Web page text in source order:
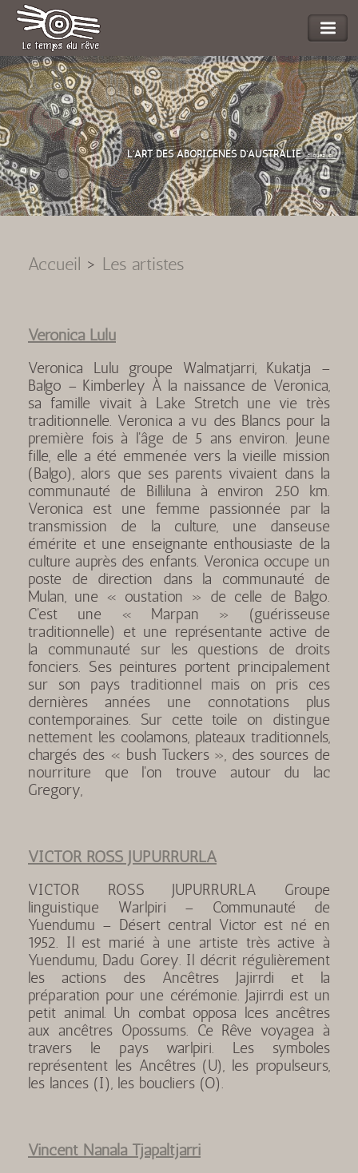
L'ART DES ABORIGENES D'AUSTRALIE
Accueil > Les artistes
Veronica Lulu
Veronica Lulu groupe Walmatjarri, Kukatja –
Balgo – Kimberley À la naissance de Veronica,
sa famille vivait à Lake Stretch une vie très
traditionnelle. Veronica a vu des Blancs pour la
première fois à l'âge de 5 ans environ. Jeune
fille, elle a été emmenée vers la vieille mission
(Balgo), alors que ses parents vivaient dans la
communauté de Billiluna à environ 250 km.
Veronica est une femme passionnée par la
transmission de la culture, une danseuse
émérite et une enseignante enthousiaste de la
culture auprès des enfants. Veronica occupe un
poste de direction dans la communauté de
Mulan, une « oustation » de celle de Balgo.
C'est une « Marpan » (guérisseuse
traditionnelle) et une représentante active de
la communauté sur les questions de droits
fonciers. Ses peintures portent principalement
sur son pays traditionnel mais on pris ces
dernières années une connotations plus
contemporaines. Sur cette toile on distingue
nettement les coolamons, plateaux traditionnels,
chargés des « bush Tuckers », des sources de
nourriture que l'on trouve autour du lac
Gregory,
VICTOR ROSS JUPURRURLA
VICTOR ROSS JUPURRURLA Groupe
linguistique Warlpiri – Communauté de
Yuendumu – Désert central Victor est né en
1952. Il est marié à une artiste très active à
Yuendumu, Dadu Gorey. Il décrit régulièrement
les actions des Ancêtres Jajirrdi et la
préparation pour une cérémonie. Jajirrdi est un
petit animal. Un combat opposa lces ancêtres
aux ancêtres Opossums. Ce Rêve voyagea à
travers le pays warlpiri. Les symboles
représentent les Ancêtres (U), les propulseurs,
les lances (I), les boucliers (O).
Vincent Nanala Tjapaltjarri